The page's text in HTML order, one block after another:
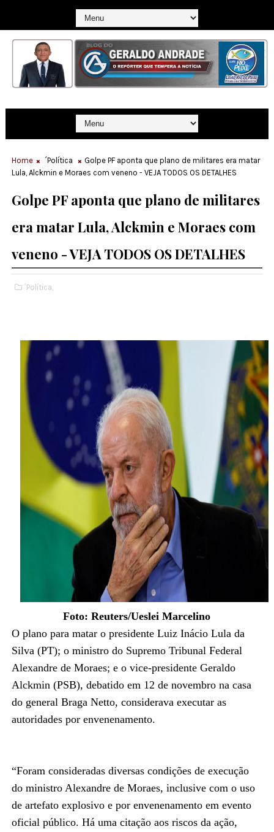
Home ´Política
Golpe PF aponta que plano de militares era matar
Lula, Alckmin e Moraes com veneno - VEJA TODOS OS DETALHES
Golpe PF aponta que plano de militares
era matar Lula, Alckmin e Moraes com
veneno - VEJA TODOS OS DETALHES
´Política,
Foto: Reuters/Ueslei Marcelino
O plano para matar o presidente Luiz Inácio Lula da
Silva (PT); o ministro do Supremo Tribunal Federal
Alexandre de Moraes; e o vice-presidente Geraldo
Alckmin (PSB), debatido em 12 de novembro na casa
do general Braga Netto, considerava executar as
autoridades por envenenamento.
“Foram consideradas diversas condições de execução
do ministro Alexandre de Moraes, inclusive com o uso
de artefato explosivo e por envenenamento em evento
oficial público. Há uma citação aos riscos da ação,